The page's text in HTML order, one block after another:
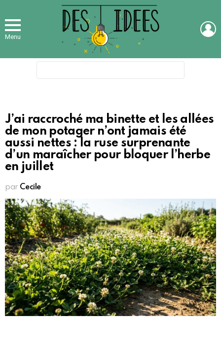
Menu
J’ai raccroché ma binette et les allées
de mon potager n’ont jamais été
aussi nettes : la ruse surprenante
d’un maraîcher pour bloquer l’herbe
en juillet
par Cecile